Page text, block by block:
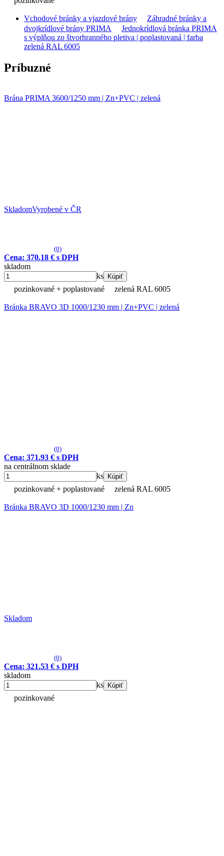
Vchodové bránky a vjazdové brány
Záhradné bránky a
dvojkrídlové brány PRIMA
Jednokrídlová bránka PRIMA
s výplňou zo štvorhranného pletiva | poplastovaná | farba
zelená RAL 6005
Príbuzné
Brána PRIMA 3600/1250 mm | Zn+PVC | zelená
SkladomVyrobené v ČR
(0)
Cena: 370.18 € s DPH
skladom
ks Kúpiť
pozinkované + poplastované zelená RAL 6005
Bránka BRAVO 3D 1000/1230 mm | Zn+PVC | zelená
(0)
Cena: 371.93 € s DPH
na centrálnom sklade
ks Kúpiť
pozinkované + poplastované zelená RAL 6005
Bránka BRAVO 3D 1000/1230 mm | Zn
Skladom
(0)
Cena: 321.53 € s DPH
skladom
ks Kúpiť
pozinkované